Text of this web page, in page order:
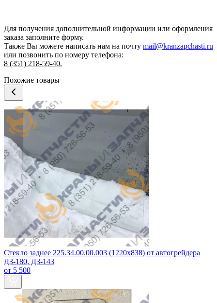
Для получения дополнительной информации или оформления
заказа заполните форму.
Также Вы можете написать нам на почту mail@kranzapchasti.ru
или позвонить по номеру телефона:
8 (351) 218-59-40.
Похожие товары
Стекло заднее 225.34.00.00.003 (1220x838) от автогрейдера
ДЗ-180, ДЗ-143
от 5 500